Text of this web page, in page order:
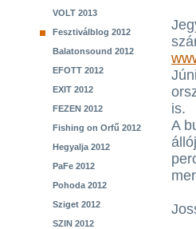
VOLT 2013
Fesztiválblog 2012
Balatonsound 2012
EFOTT 2012
EXIT 2012
FEZEN 2012
Fishing on Orfű 2012
Hegyalja 2012
PaFe 2012
Pohoda 2012
Sziget 2012
SZIN 2012
is.
A